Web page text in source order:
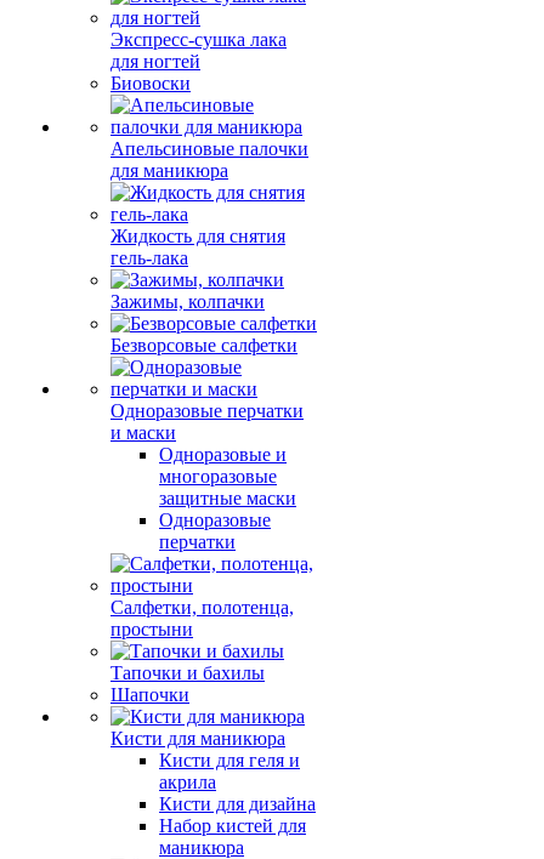
Экспресс-сушка лака
для ногтей
Биовоски
Апельсиновые палочки
для маникюра
Жидкость для снятия
гель-лака
Зажимы, колпачки
Безворсовые салфетки
Одноразовые перчатки
и маски
Одноразовые и
многоразовые
защитные маски
Одноразовые
перчатки
Салфетки, полотенца,
простыни
Тапочки и бахилы
Шапочки
Кисти для маникюра
Кисти для геля и
акрила
Кисти для дизайна
Набор кистей для
маникюра